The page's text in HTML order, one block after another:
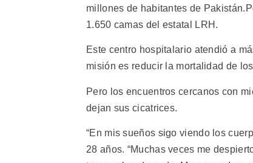
millones de habitantes de
1.650 camas del estatal LRH.
Este centro hospitalario atendió a
misión es reducir la mortalidad de
Pero los encuentros cercanos con
dejan sus cicatrices.
“En mis sueños sigo viendo los
28 años. “Muchas veces me